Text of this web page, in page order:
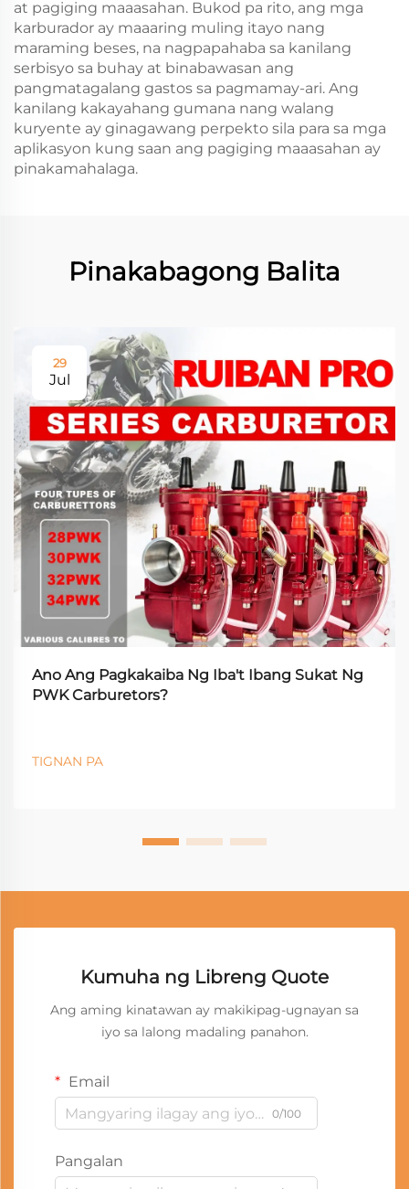
at pagiging maaasahan. Bukod pa rito, ang mga
karburador ay maaaring muling itayo nang
maraming beses, na nagpapahaba sa kanilang
serbisyo sa buhay at binabawasan ang
pangmatagalang gastos sa pagmamay-ari. Ang
kanilang kakayahang gumana nang walang
kuryente ay ginagawang perpekto sila para sa mga
aplikasyon kung saan ang pagiging maaasahan ay
pinakamahalaga.
Pinakabagong Balita
29
Jul
Ano Ang Pagkakaiba Ng Iba't Ibang Sukat Ng
PWK Carburetors?
TIGNAN PA
Kumuha ng Libreng Quote
Ang aming kinatawan ay makikipag-ugnayan sa
iyo sa lalong madaling panahon.
Email
0/100
Pangalan